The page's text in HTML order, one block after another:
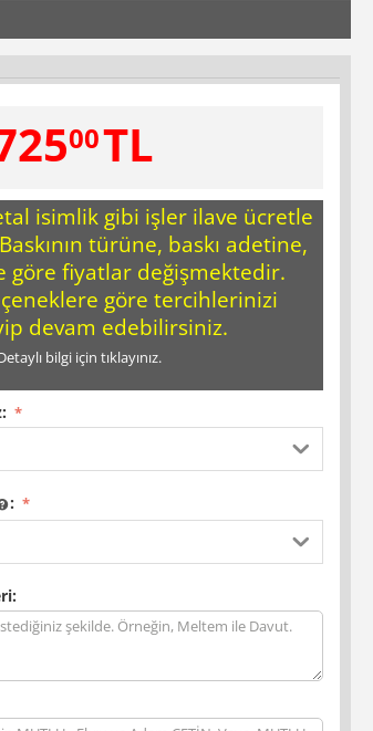
00TL
isimlik gibi işler ilave ücretle
türüne, baskı adetine,
göre fiyatlar değişmektedir.
göre tercihlerinizi
devam edebilirsiniz.
bilgi için tıklayınız.
: